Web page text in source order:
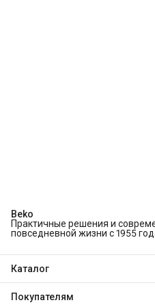
Beko
Практичные решения и
повседневной жизни с 1955
Каталог
Стиральные и сушильные
Покупателям